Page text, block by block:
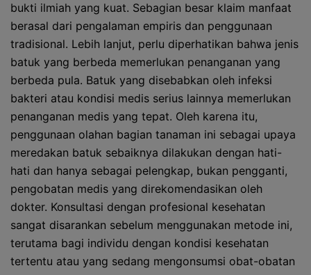
bukti ilmiah yang kuat. Sebagian besar klaim manfaat
berasal dari pengalaman empiris dan penggunaan
tradisional. Lebih lanjut, perlu diperhatikan bahwa jenis
batuk yang berbeda memerlukan penanganan yang
berbeda pula. Batuk yang disebabkan oleh infeksi
bakteri atau kondisi medis serius lainnya memerlukan
penanganan medis yang tepat. Oleh karena itu,
penggunaan olahan bagian tanaman ini sebagai upaya
meredakan batuk sebaiknya dilakukan dengan hati-
hati dan hanya sebagai pelengkap, bukan pengganti,
pengobatan medis yang direkomendasikan oleh
dokter. Konsultasi dengan profesional kesehatan
sangat disarankan sebelum menggunakan metode ini,
terutama bagi individu dengan kondisi kesehatan
tertentu atau yang sedang mengonsumsi obat-obatan